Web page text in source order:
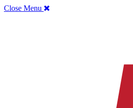
Close Menu